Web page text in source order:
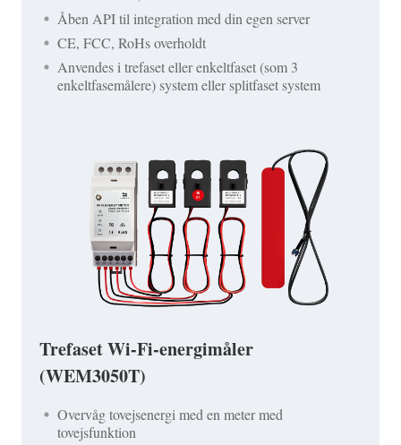
Åben API til integration med din egen server
CE, FCC, RoHs overholdt
Anvendes i trefaset eller enkeltfaset (som 3
enkeltfasemålere) system eller splitfaset system
Trefaset Wi-Fi-energimåler
(WEM3050T)
Overvåg tovejsenergi med en meter med
tovejsfunktion